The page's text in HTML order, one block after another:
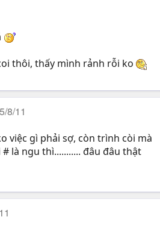
thôi, thấy mình rảnh rỗi ko
5/8/11
việc gì phải sợ, còn trình còi mà
là ngu thì........... đâu đâu thật